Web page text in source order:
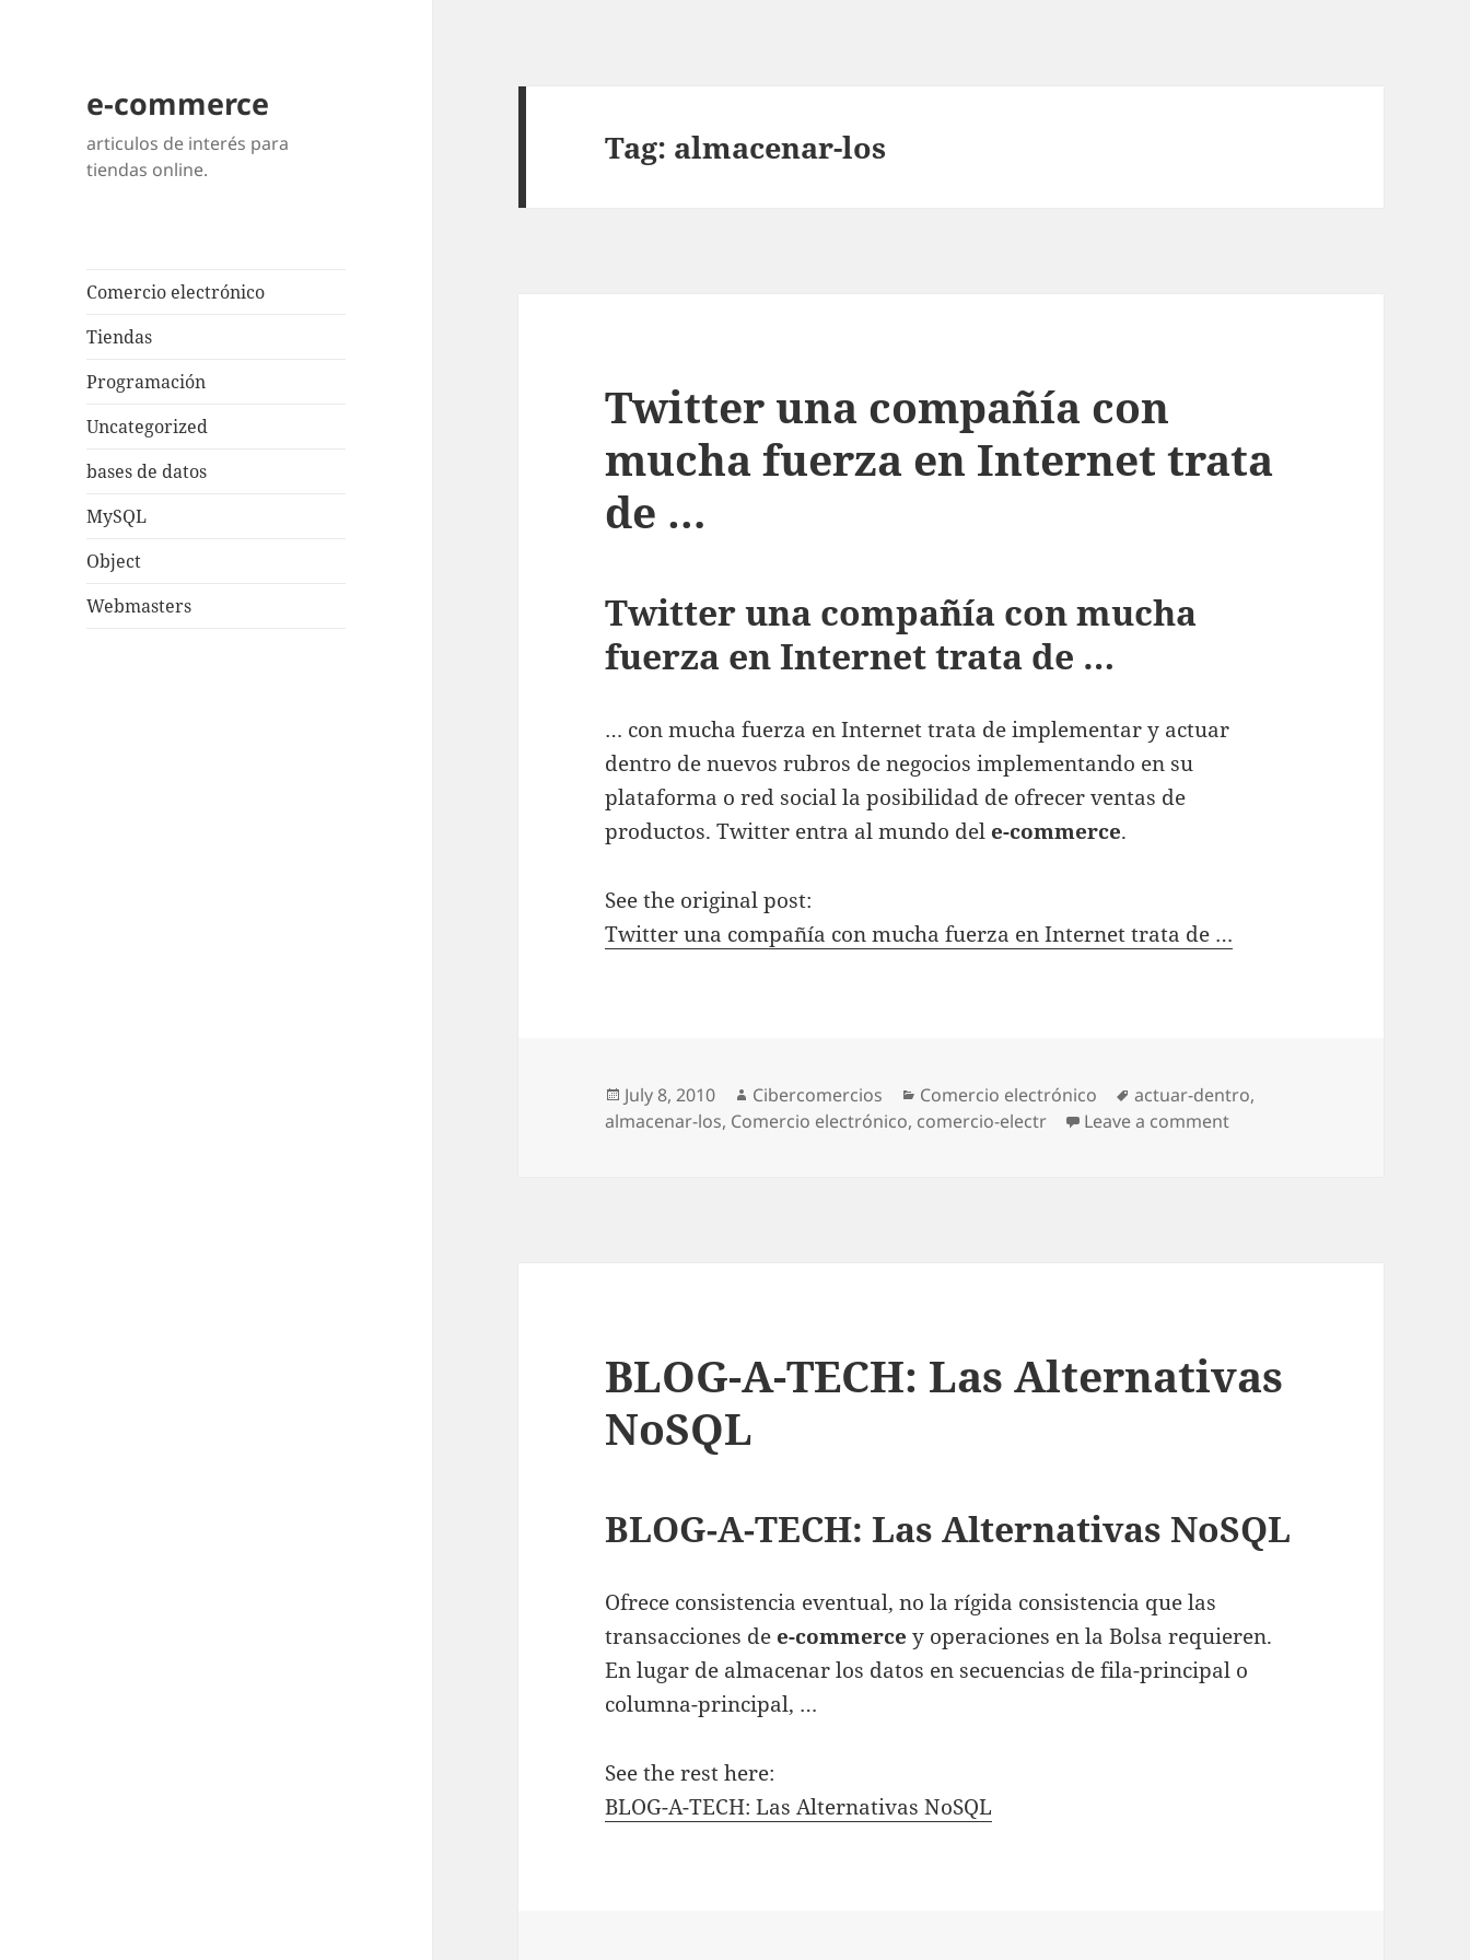
e-commerce
articulos de interés para
tiendas online.
Comercio electrónico
Tiendas
Programación
Uncategorized
bases de datos
MySQL
Object
Webmasters
Tag: almacenar-los
Twitter una compañía con
mucha fuerza en Internet trata
de …
Twitter una compañía con mucha
fuerza en Internet trata de …
… con mucha fuerza en Internet trata de implementar y actuar
dentro de nuevos rubros de negocios implementando en su
plataforma o red social la posibilidad de ofrecer ventas de
productos. Twitter entra al mundo del e-commerce.
See the original post:
Twitter una compañía con mucha fuerza en Internet trata de …
Posted
on
July 8, 2010 Author
Cibercomercios Categories
Comercio electrónico Tags
actuar-dentro,
almacenar-los, Comercio electrónico, comercio-electr Leave a comment
BLOG-A-TECH: Las Alternativas
NoSQL
BLOG-A-TECH: Las Alternativas NoSQL
Ofrece consistencia eventual, no la rígida consistencia que las
transacciones de e-commerce y operaciones en la Bolsa requieren.
En lugar de almacenar los datos en secuencias de fila-principal o
columna-principal, …
See the rest here:
BLOG-A-TECH: Las Alternativas NoSQL